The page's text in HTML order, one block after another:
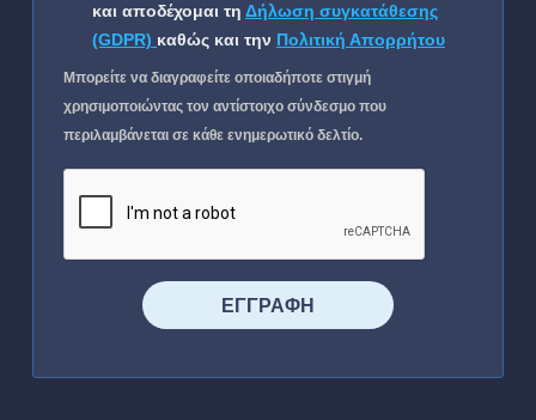
και αποδέχομαι τη Δήλωση συγκατάθεσης
(GDPR) καθώς και την Πολιτική Απορρήτου
Μπορείτε να διαγραφείτε οποιαδήποτε στιγμή
χρησιμοποιώντας τον αντίστοιχο σύνδεσμο που
περιλαμβάνεται σε κάθε ενημερωτικό δελτίο.
⠀⠀⠀⠀ΕΓΓΡΑΦΗ⠀⠀⠀⠀